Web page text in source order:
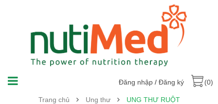
Đăng nhập / Đăng ký (0)
Trang chủ Ung thư UNG THƯ RUỘT